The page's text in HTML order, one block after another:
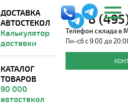
ДОСТАВКА
АВТОСТЕКОЛ
Калькулятор
доставки
КАТАЛОГ
ТОВАРОВ
90 000
автостекол
8
Телефон склада в
Пн-сб с 9:00 до
ВО ВСЕ РЕГИОНЫ